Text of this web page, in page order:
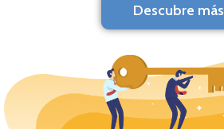
Descubre más